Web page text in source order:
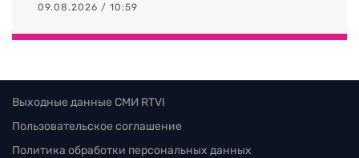
09.08.2026 / 10:59
Выходные данные СМИ RTVI
Пользовательское соглашение
Политика обработки персональных данных